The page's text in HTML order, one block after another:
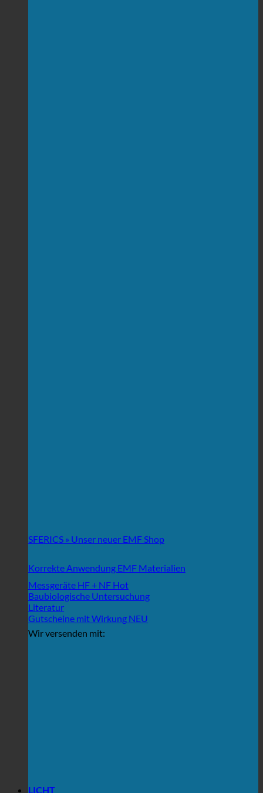
SFERICS » Unser neuer EMF Shop
Korrekte Anwendung EMF Materialien
Messgeräte HF + NF
Baubiologische Untersuchung
Literatur
Gutscheine mit Wirkung
Wir versenden mit:
LICHT